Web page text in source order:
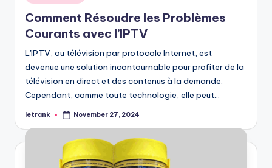
in
Comment Résoudre les Problèmes
Courants avec l’IPTV
L'IPTV, ou télévision par protocole Internet, est
devenue une solution incontournable pour profiter de la
télévision en direct et des contenus à la demande.
Cependant, comme toute technologie, elle peut…
Posted
letrank November 27, 2024